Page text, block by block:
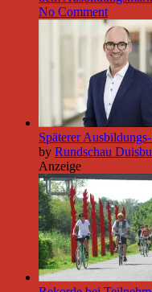
No Comment
Späterer
by Rundschau
Anzeige